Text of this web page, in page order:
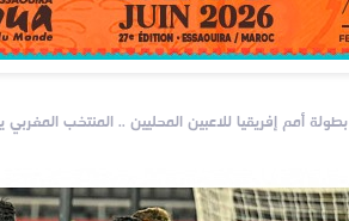
بطولة أمم إفريقيا للاعبين المحليين .. المنتخب